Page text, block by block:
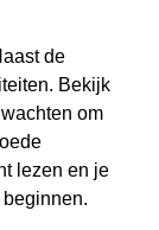
de
Bekijk
om
lezen en je